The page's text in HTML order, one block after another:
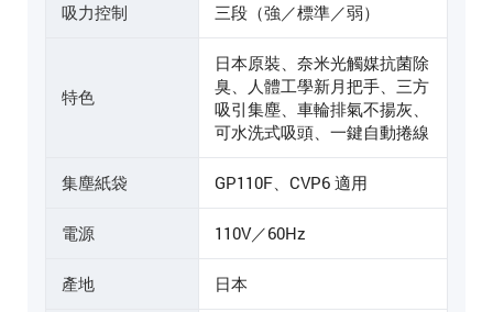
吸力控制 三段（強／標準／弱）
特色
日本原裝、奈米光觸媒抗菌除
臭、人體工學新月把手、三方
吸引集塵、車輪排氣不揚灰、
可水洗式吸頭、一鍵自動捲線
集塵紙袋 GP110F、CVP6 適用
電源 110V／60Hz
產地 日本